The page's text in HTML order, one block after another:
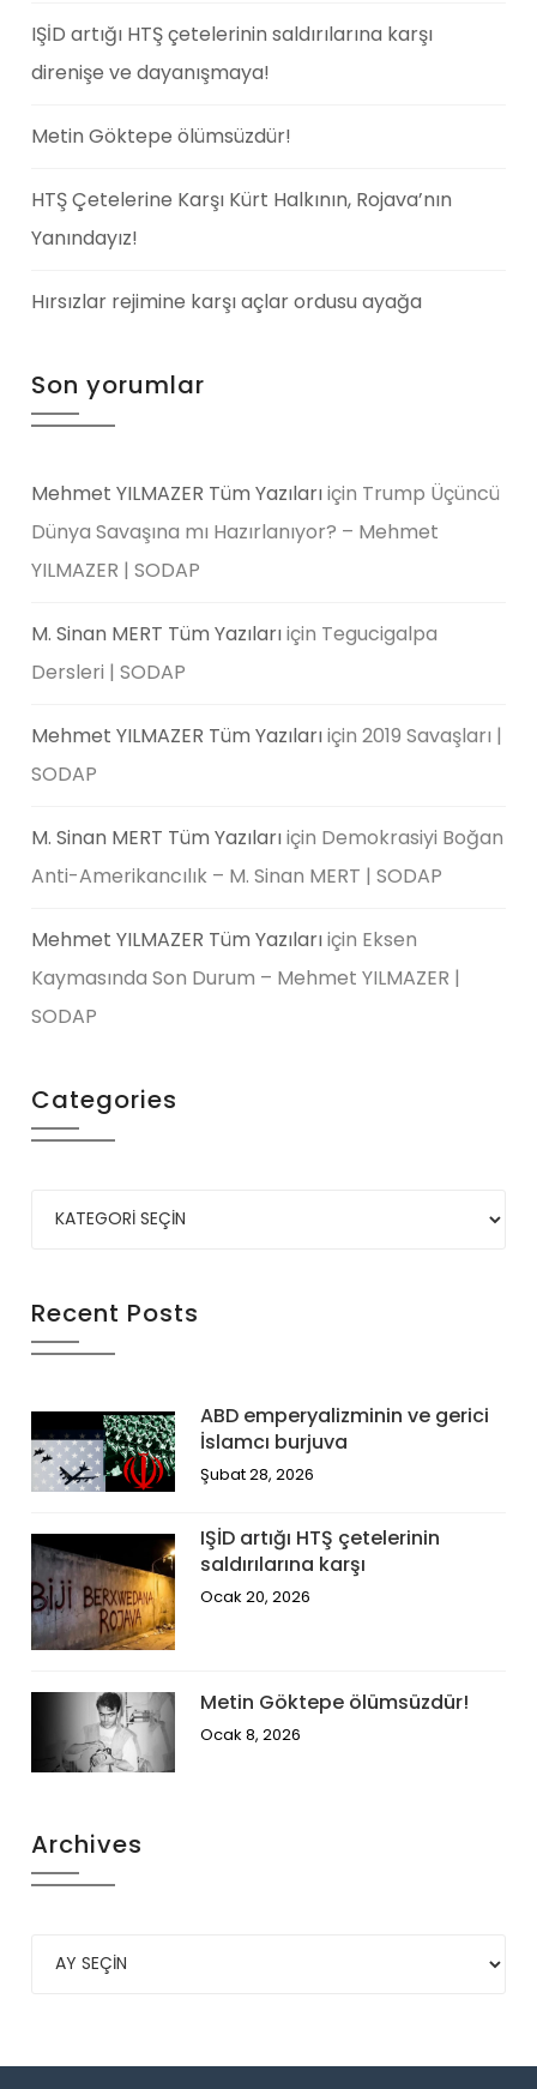
IŞİD artığı HTŞ çetelerinin saldırılarına karşı
direnişe ve dayanışmaya!
Metin Göktepe ölümsüzdür!
HTŞ Çetelerine Karşı Kürt Halkının, Rojava’nın
Yanındayız!
Hırsızlar rejimine karşı açlar ordusu ayağa
Son yorumlar
Mehmet YILMAZER Tüm Yazılarıiçin Trump Üçüncü
Dünya Savaşına mı Hazırlanıyor? – Mehmet
YILMAZER | SODAP
M. Sinan MERT Tüm Yazılarıiçin Tegucigalpa
Dersleri | SODAP
Mehmet YILMAZER Tüm Yazılarıiçin2019 Savaşları |
SODAP
M. Sinan MERT Tüm Yazılarıiçin Demokrasiyi Boğan
Anti-Amerikancılık – M. Sinan MERT | SODAP
Mehmet YILMAZER Tüm Yazılarıiçin Eksen
Kaymasında Son Durum – Mehmet YILMAZER |
SODAP
Categories
Recent Posts
ABD emperyalizminin ve gerici
İslamcı burjuva
Şubat 28, 2026
IŞİD artığı HTŞ çetelerinin
saldırılarına karşı
Ocak 20, 2026
Metin Göktepe ölümsüzdür!
Ocak 8, 2026
Archives